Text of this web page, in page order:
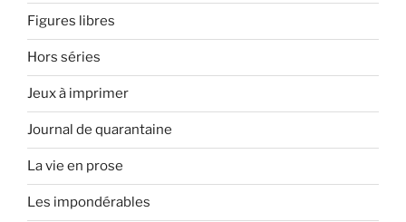
Figures libres
Hors séries
Jeux à imprimer
Journal de quarantaine
La vie en prose
Les impondérables